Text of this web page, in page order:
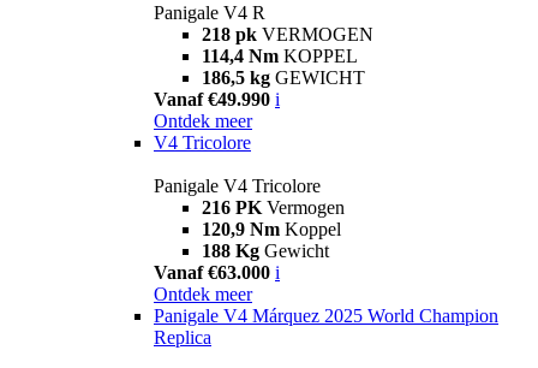
Panigale V4 R
218 pk VERMOGEN
114,4 Nm KOPPEL
186,5 kg GEWICHT
Vanaf €49.990 i
Ontdek meer
V4 Tricolore
Panigale V4 Tricolore
216 PK Vermogen
120,9 Nm Koppel
188 Kg Gewicht
Vanaf €63.000 i
Ontdek meer
Panigale V4 Márquez 2025 World Champion
Replica